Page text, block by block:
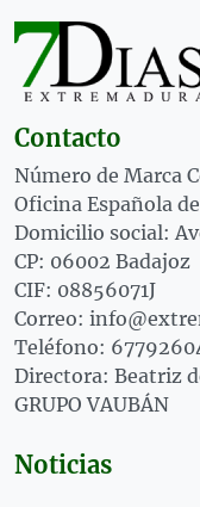
Contacto
Número de Marca
Oficina Española
Domicilio social:
CP: 06002 Badajoz
CIF: 08856071J
Correo:
Teléfono:
Directora: Beatriz
GRUPO VAUBÁN
Noticias